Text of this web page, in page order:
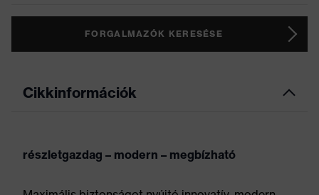
FORGALMAZÓK KERESÉSE
Cikkinformációk
részletgazdag – modern – megbízható